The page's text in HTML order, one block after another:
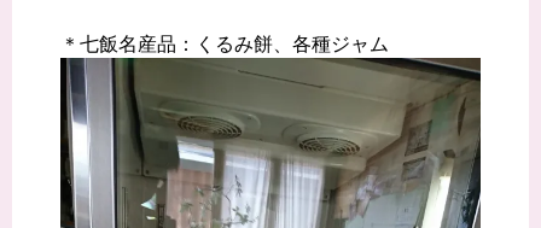
＊七飯名産品：くるみ餅、各種ジャム